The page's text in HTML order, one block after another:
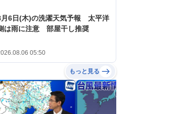
月6日(木)の洗濯天気予報 太平洋
は雨に注意 部屋干し推奨
05:50
もっと見る